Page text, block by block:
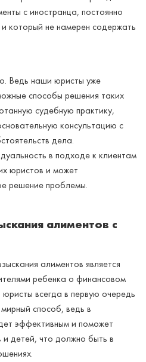
с иностранца, постоянно
который не намерен содержать
Ведь наши юристы уже
способы решения таких
судебную практику,
консультацию с
дела.
в подходе к клиентам
юристов и может
решение проблемы.
алиментов с
алиментов является
ребенка о финансовом
всегда в первую очередь
способ, ведь в
эффективным и поможет
детей, что должно быть в